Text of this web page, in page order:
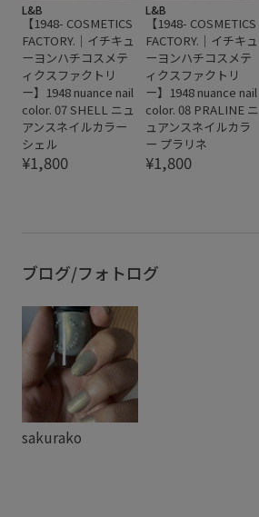
L&B
【1948- COSMETICS
FACTORY.｜イチキュ
ーヨンハチコスメテ
ィクスファクトリ
ー】1948 nuance nail
color. 07 SHELL ニュ
アンスネイルカラー
シェル
¥1,800
L&B
【1948- COSMETICS
FACTORY.｜イチキュ
ーヨンハチコスメテ
ィクスファクトリ
ー】1948 nuance nail
color. 08 PRALINE ニ
ュアンスネイルカラ
ー プラリネ
¥1,800
ブログ/フォトログ
sakurako